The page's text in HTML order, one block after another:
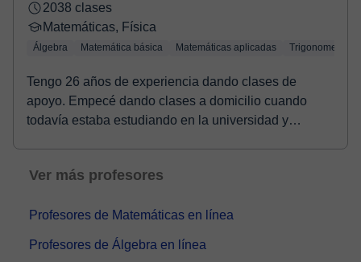
2038 clases
Matemáticas, Física
Álgebra Matemática básica Matemáticas aplicadas Trigonometría
Tengo 26 años de experiencia dando clases de
apoyo. Empecé dando clases a domicilio cuando
todavía estaba estudiando en la universidad y
Ver más profesores
Profesores de Matemáticas en línea
Profesores de Álgebra en línea